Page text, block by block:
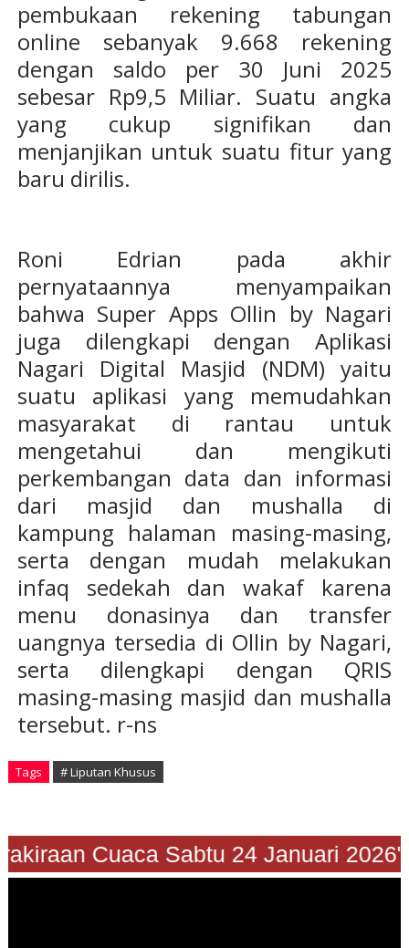
pembukaan rekening tabungan
online sebanyak 9.668 rekening
dengan saldo per 30 Juni 2025
sebesar Rp9,5 Miliar. Suatu angka
yang cukup signifikan dan
menjanjikan untuk suatu fitur yang
baru dirilis.
Roni Edrian pada akhir
pernyataannya menyampaikan
bahwa Super Apps Ollin by Nagari
juga dilengkapi dengan Aplikasi
Nagari Digital Masjid (NDM) yaitu
suatu aplikasi yang memudahkan
masyarakat di rantau untuk
mengetahui dan mengikuti
perkembangan data dan informasi
dari masjid dan mushalla di
kampung halaman masing-masing,
serta dengan mudah melakukan
infaq sedekah dan wakaf karena
menu donasinya dan transfer
uangnya tersedia di Ollin by Nagari,
serta dilengkapi dengan QRIS
masing-masing masjid dan mushalla
tersebut. r-ns
Tags # Liputan Khusus
"Prakiraan Cuaca Sabtu 24 Januari